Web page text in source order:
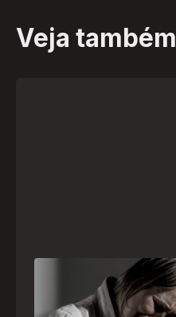
Veja também
Crise psiquiátrica é
como o SAMU atua